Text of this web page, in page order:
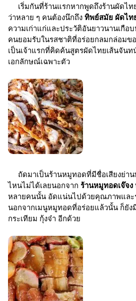
เริ่มกันที่ร้านแรกหากพูดถึงร้านผัดไท
ว่าหลาย ๆ คนต้องนึกถึง ทิพย์สมัย ผัดไท
ความเก่าแก่และประวัติอันยาวนานเกือ
คนยอมรับในรสชาติที่อร่อยกลมกล่อมข
เป็นเจ้าแรกที่คิดค้นสูตรผัดไทยเส้นจัน
เอกลักษณ์เฉพาะตัว
ถัดมาเป็นร้านหมูทอดที่มีชื่อเสียงย่าน
ไหนไม่ได้เลยนอกจาก ร้านหมูทอดเจ๊จง
หลายคนนั้น อัดแน่นไปด้วยคุณภาพและ
นอกจากเมนูหมูทอดที่อร่อยแล้วนั้น ก็ยัง
กระเทียม กุ้งจ๋า อีกด้วย